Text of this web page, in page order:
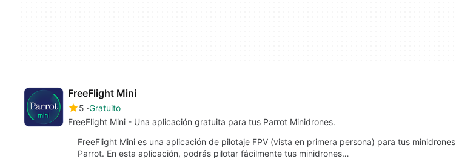
FreeFlight Mini
5 Gratuito
FreeFlight Mini - Una aplicación gratuita para tus Parrot Minidrones.
FreeFlight Mini es una aplicación de pilotaje FPV (vista en primera persona) para tus minidrones
Parrot. En esta aplicación, podrás pilotar fácilmente tus minidrones…